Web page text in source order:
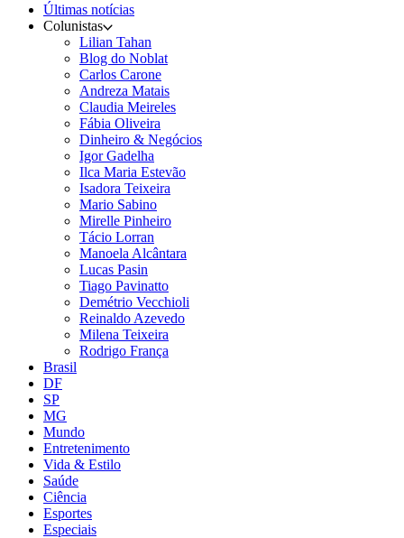
Últimas notícias
Colunistas
Lilian Tahan
Blog do Noblat
Carlos Carone
Andreza Matais
Claudia Meireles
Fábia Oliveira
Dinheiro & Negócios
Igor Gadelha
Ilca Maria Estevão
Isadora Teixeira
Mario Sabino
Mirelle Pinheiro
Tácio Lorran
Manoela Alcântara
Lucas Pasin
Tiago Pavinatto
Demétrio Vecchioli
Reinaldo Azevedo
Milena Teixeira
Rodrigo França
Brasil
DF
SP
MG
Mundo
Entretenimento
Vida & Estilo
Saúde
Ciência
Esportes
Especiais